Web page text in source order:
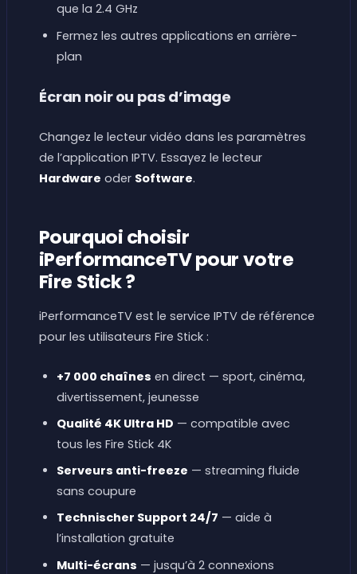
que la 2.4 GHz
Fermez les autres applications en arrière-
plan
Écran noir ou pas d’image
Changez le lecteur vidéo dans les paramètres
de l’application IPTV. Essayez le lecteur
Hardware oder Software.
Pourquoi choisir
iPerformanceTV pour votre
Fire Stick ?
iPerformanceTV est le service IPTV de référence
pour les utilisateurs Fire Stick :
+7 000 chaînes en direct — sport, cinéma,
divertissement, jeunesse
Qualité 4K Ultra HD — compatible avec
tous les Fire Stick 4K
Serveurs anti-freeze — streaming fluide
sans coupure
Technischer Support 24/7 — aide à
l’installation gratuite
Multi-écrans — jusqu’à 2 connexions